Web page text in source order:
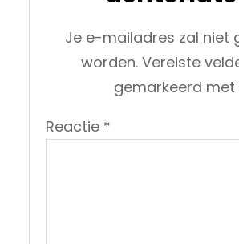
Je e-mailadres zal niet
worden. Vereiste
gemarkeerd met
Reactie *